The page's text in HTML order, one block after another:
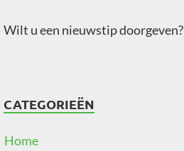
Wilt u een nieuwstip doorgeven?
CATEGORIEËN
Home